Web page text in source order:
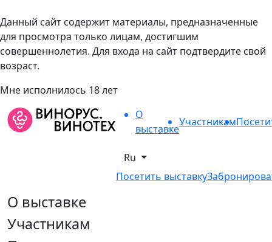
Данный сайт содержит материалы, предназначенные
для просмотра только лицам, достигшим
совершеннолетия. Для входа на сайт подтвердите свой
возраст.
Мне исполнилось 18 лет
О
выставке
Участникам
Ru
Посетить выставку
О выставке
Участникам